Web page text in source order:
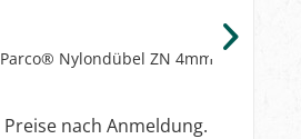
Parco® Nylondübel ZN 4mm
Preise nach Anmeldung.